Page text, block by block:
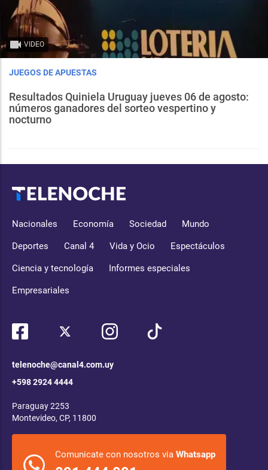
VIDEO
JUEGOS DE APUESTAS
Resultados Quiniela Uruguay jueves 06 de agosto:
números ganadores del sorteo vespertino y
nocturno
Nacionales Economía Sociedad Mundo
Deportes Canal 4 Vida y Ocio Espectáculos
Ciencia y tecnología Informes especiales
Empresariales
telenoche@canal4.com.uy
+598 2924 4444
Paraguay 2253
Montevideo, CP, 11800
Comunicate con nosotros via Whatsapp